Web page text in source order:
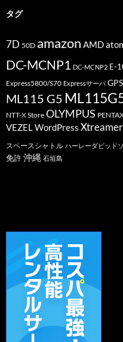
ー
タグ
7D 50D amazon AMD
DC-MCNP1 DC-MCNP2 E-
Express5800/S70 Expressサーバ GPS
ML115 G5
NTT-X Store OLYMPUS
VEZELWordPress Xtreamer
スペースシャトル ハーレーダビッド
免許沖縄 石垣島